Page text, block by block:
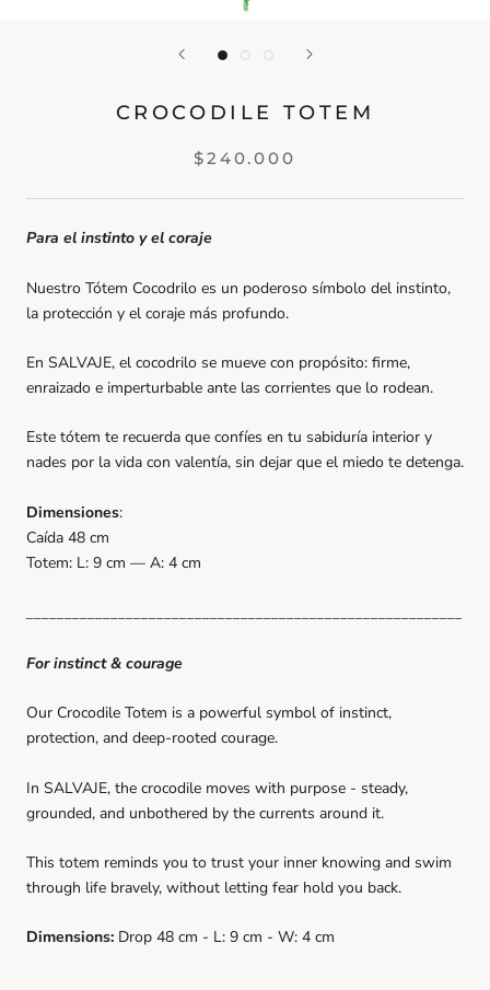
CROCODILE TOTEM
$240.000
Para el instinto y el coraje
Nuestro Tótem Cocodrilo es un poderoso símbolo del instinto,
la protección y el coraje más profundo.
En SALVAJE, el cocodrilo se mueve con propósito: firme,
enraizado e imperturbable ante las corrientes que lo rodean.
Este tótem te recuerda que confíes en tu sabiduría interior y
nades por la vida con valentía, sin dejar que el miedo te detenga.
Dimensiones:
Caída 48 cm
Totem: L: 9 cm — A: 4 cm
_________________________________________________________
For instinct & courage
Our Crocodile Totem is a powerful symbol of instinct,
protection, and deep-rooted courage.
In SALVAJE, the crocodile moves with purpose - steady,
grounded, and unbothered by the currents around it.
This totem reminds you to trust your inner knowing and swim
through life bravely, without letting fear hold you back.
Dimensions: Drop 48 cm - L: 9 cm - W: 4 cm